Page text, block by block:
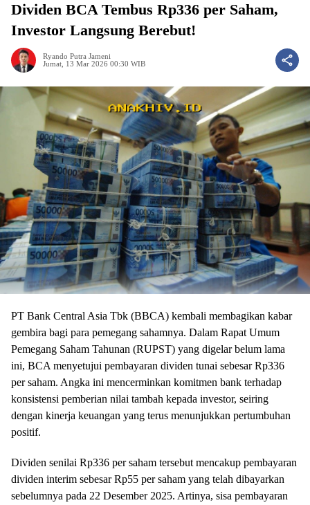
Dividen BCA Tembus Rp336 per Saham,
Investor Langsung Berebut!
Ryando Putra Jameni
Jumat, 13 Mar 2026 00:30 WIB
PT Bank Central Asia Tbk (BBCA) kembali membagikan kabar
gembira bagi para pemegang sahamnya. Dalam Rapat Umum
Pemegang Saham Tahunan (RUPST) yang digelar belum lama
ini, BCA menyetujui pembayaran dividen tunai sebesar Rp336
per saham. Angka ini mencerminkan komitmen bank terhadap
konsistensi pemberian nilai tambah kepada investor, seiring
dengan kinerja keuangan yang terus menunjukkan pertumbuhan
positif.
Dividen senilai Rp336 per saham tersebut mencakup pembayaran
dividen interim sebesar Rp55 per saham yang telah dibayarkan
sebelumnya pada 22 Desember 2025. Artinya, sisa pembayaran